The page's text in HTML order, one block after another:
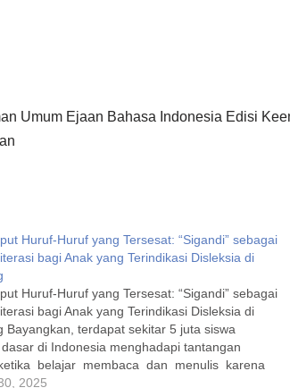
Umum Ejaan Bahasa Indonesia Edisi
Huruf-Huruf yang Tersesat: “Sigandi” sebagai
bagi Anak yang Terindikasi Disleksia di
Huruf-Huruf yang Tersesat: “Sigandi” sebagai
bagi Anak yang Terindikasi Disleksia di
Bayangkan, terdapat sekitar 5 juta siswa
di Indonesia menghadapi tantangan
belajar membaca dan menulis karena
(Elmansyah dkk., 2023). Jumlah yang tidak
2025